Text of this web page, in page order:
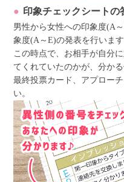
印象チェックシートの
男性から女性への印象度(A
象度(A～E)の発表を行います
この時点で、お相手が自分
てくれていたのかが、分か
最終投票カード、アプロー
い。